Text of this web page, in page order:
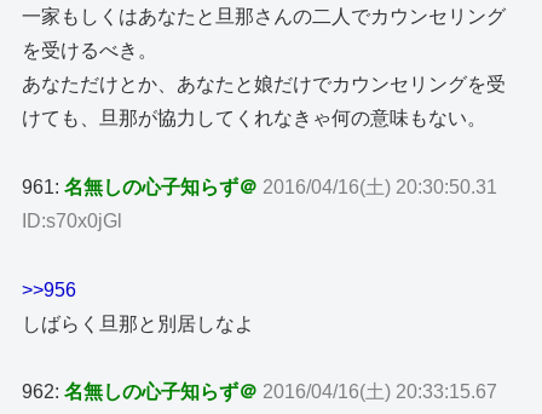
一家もしくはあなたと旦那さんの二人でカウンセリング
を受けるべき。
あなただけとか、あなたと娘だけでカウンセリングを受
けても、旦那が協力してくれなきゃ何の意味もない。
961:名無しの心子知らず＠ 2016/04/16(土) 20:30:50.31
ID:s70x0jGl
>>956
しばらく旦那と別居しなよ
962:名無しの心子知らず＠ 2016/04/16(土) 20:33:15.67